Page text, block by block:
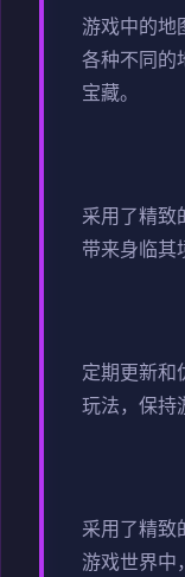
游戏中的地
各种不同的
宝藏。
采用了精致
带来身临其
定期更新和
玩法，保持
采用了精致
游戏世界中